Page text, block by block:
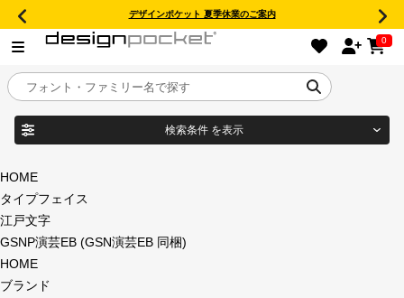
デザインポケット 夏季休業のご案内
0
目的別フォントガイド
特集
検索条件 を表示
商品名
HOME
タイプフェイス
江戸文字
GSNP演芸EB (GSN演芸EB 同梱)
HOME
ブランド